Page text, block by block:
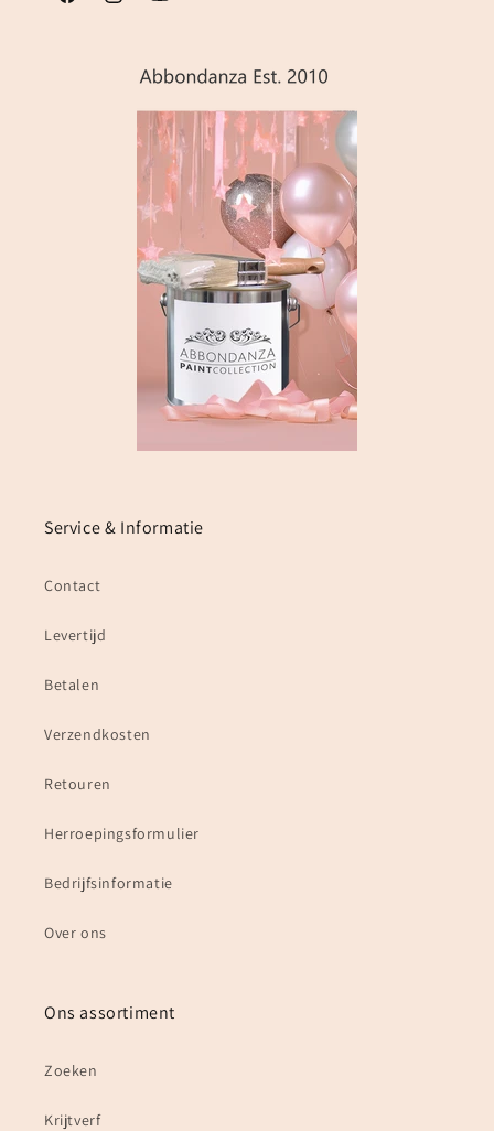
FacebookInstagramYouTube
Service & Informatie
Contact
Levertijd
Betalen
Verzendkosten
Retouren
Herroepingsformulier
Bedrijfsinformatie
Over ons
Ons assortiment
Zoeken
Krijtverf